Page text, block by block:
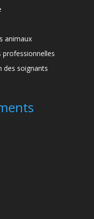
animaux
des soignants